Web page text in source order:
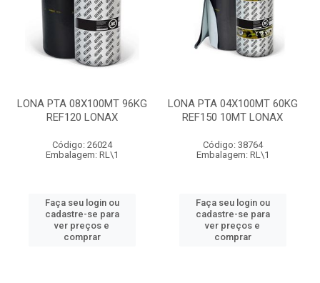
LONA PTA 08X100MT 96KG
REF120 LONAX
Código: 26024
Embalagem: RL\1
Faça seu login ou
cadastre-se para
ver preços e
comprar
LONA PTA 04X100MT 60KG
REF150 10MT LONAX
Código: 38764
Embalagem: RL\1
Faça seu login ou
cadastre-se para
ver preços e
comprar